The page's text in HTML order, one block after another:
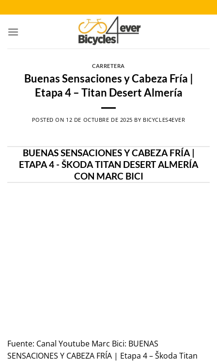
al
contenido
CARRETERA
Buenas Sensaciones y Cabeza Fría |
Etapa 4 – Titan Desert Almería
POSTED ON 12 DE OCTUBRE DE 2025 BY BICYCLES4EVER
BUENAS SENSACIONES Y CABEZA FRÍA |
ETAPA 4 - ŠKODA TITAN DESERT ALMERÍA
CON MARC BICI
Fuente: Canal Youtube Marc Bici: BUENAS
SENSACIONES Y CABEZA FRÍA | Etapa 4 – Škoda Titan